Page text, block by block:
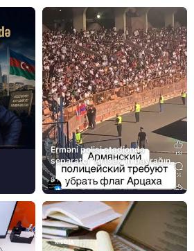
Erməni polisi stadionda
separatçı “Artsax”ın bayrağını
müsadirə etdi və…
8 Avq • 08:39
MEDİA